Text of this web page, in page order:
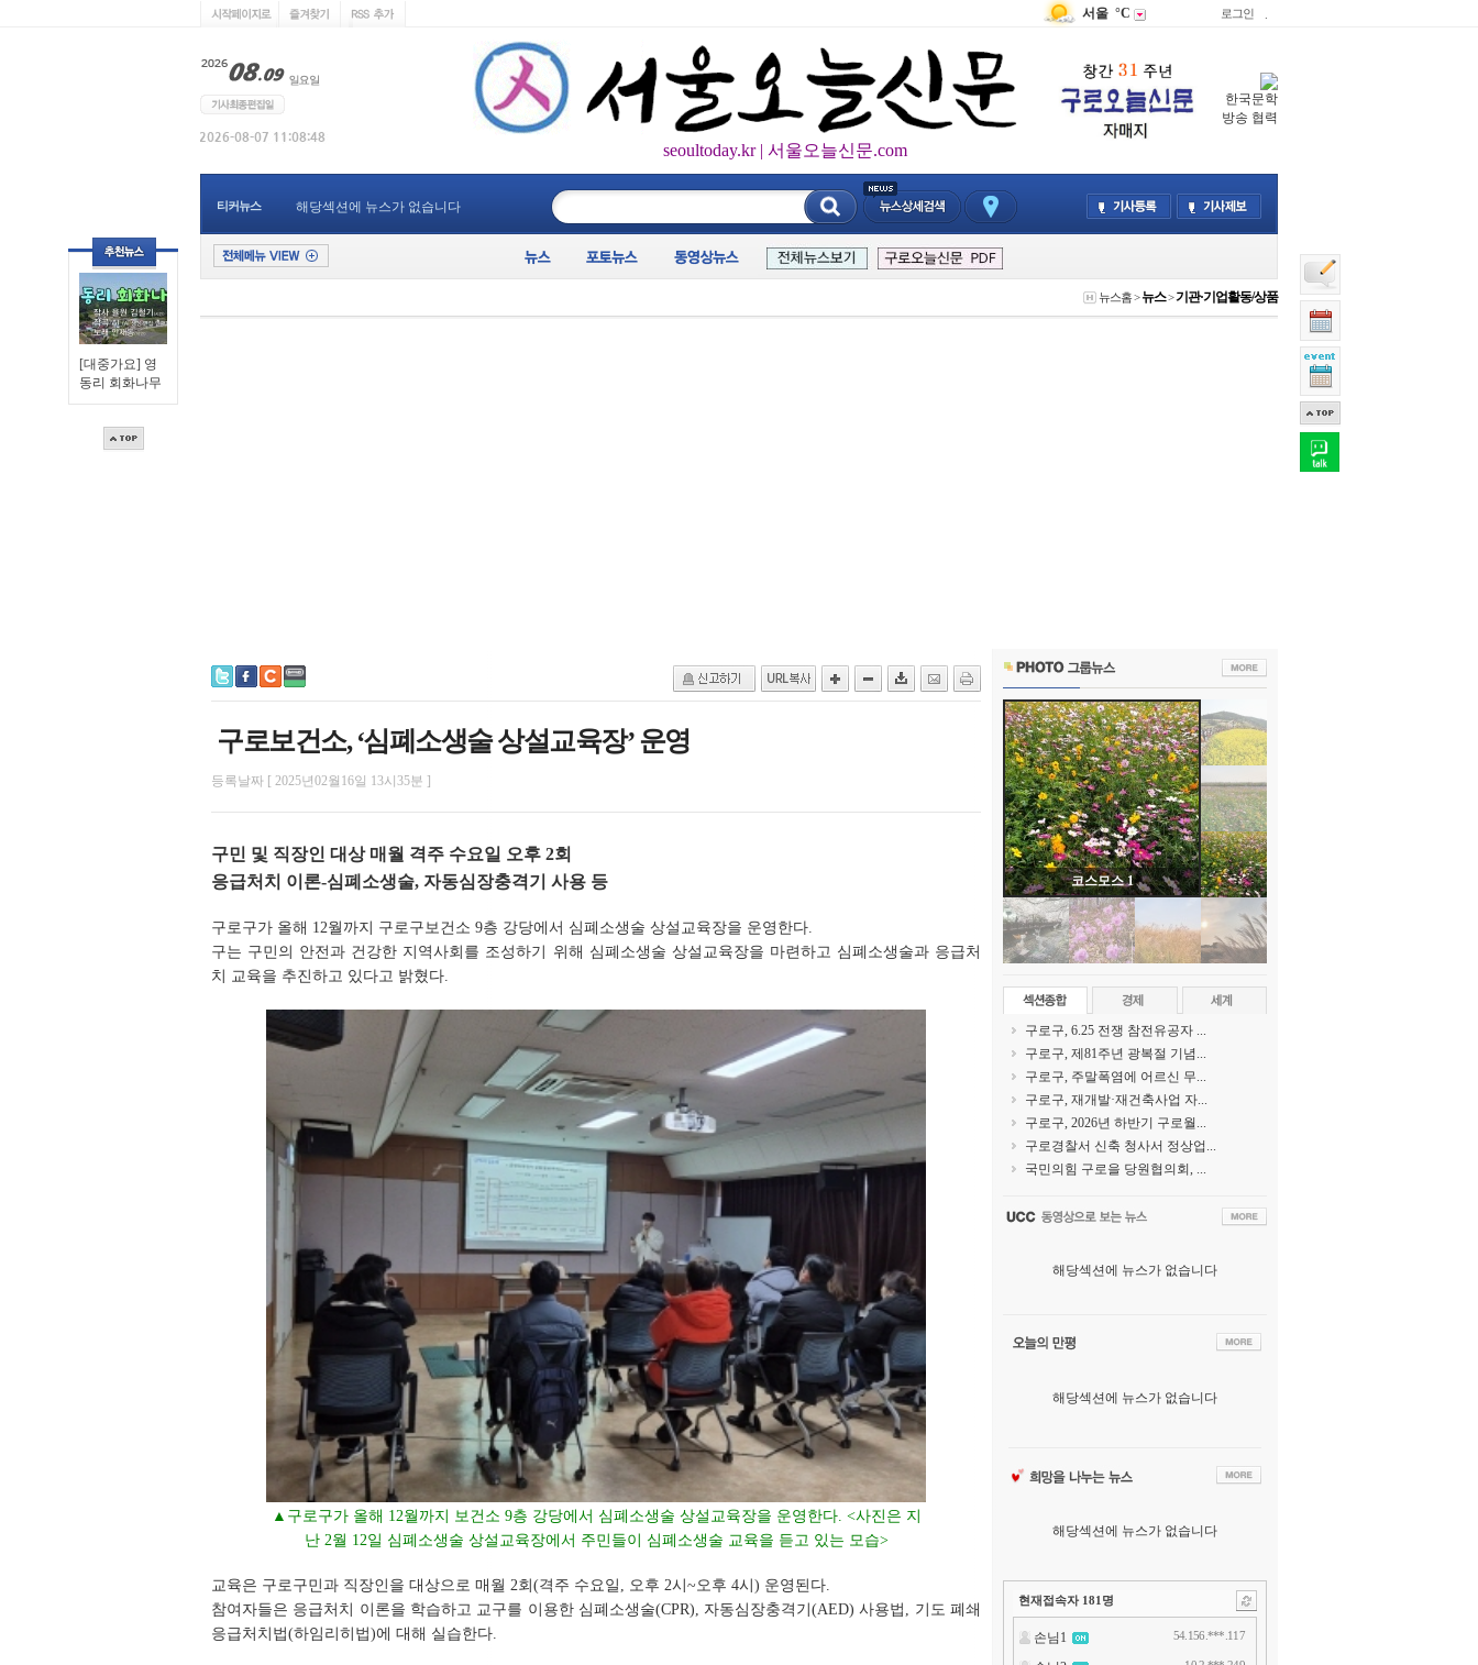
[대중가요] 영
동리 회화나무
서울 °C 로그인
seoultoday.kr | 서울오늘신문.com
한국문학
방송 협력
티커뉴스 해당섹션에 뉴스가 없습니다
뉴스홈>뉴스>기관·기업활동/상품
구로보건소, ‘심폐소생술 상설교육장’ 운영
등록날짜 [ 2025년02월16일 13시35분 ]
구민 및 직장인 대상 매월 격주 수요일 오후 2회
응급처치 이론-심폐소생술, 자동심장충격기 사용 등
구로구가 올해 12월까지 구로구보건소 9층 강당에서 심폐소생술 상설교육장을 운영한다.
구는 구민의 안전과 건강한 지역사회를 조성하기 위해 심폐소생술 상설교육장을 마련하고 심폐소생술과 응급처
치 교육을 추진하고 있다고 밝혔다.
▲구로구가 올해 12월까지 보건소 9층 강당에서 심폐소생술 상설교육장을 운영한다. <사진은 지
난 2월 12일 심폐소생술 상설교육장에서 주민들이 심폐소생술 교육을 듣고 있는 모습>
교육은 구로구민과 직장인을 대상으로 매월 2회(격주 수요일, 오후 2시~오후 4시) 운영된다.
참여자들은 응급처치 이론을 학습하고 교구를 이용한 심폐소생술(CPR), 자동심장충격기(AED) 사용법, 기도 폐쇄
응급처치법(하임리히법)에 대해 실습한다.
코스모스 1
구로구, 6.25 전쟁 참전유공자 ...
구로구, 제81주년 광복절 기념...
구로구, 주말폭염에 어르신 무...
구로구, 재개발·재건축사업 자...
구로구, 2026년 하반기 구로월...
구로경찰서 신축 청사서 정상업...
국민의힘 구로을 당원협의회, ...
해당섹션에 뉴스가 없습니다
해당섹션에 뉴스가 없습니다
해당섹션에 뉴스가 없습니다
현재접속자 181 명